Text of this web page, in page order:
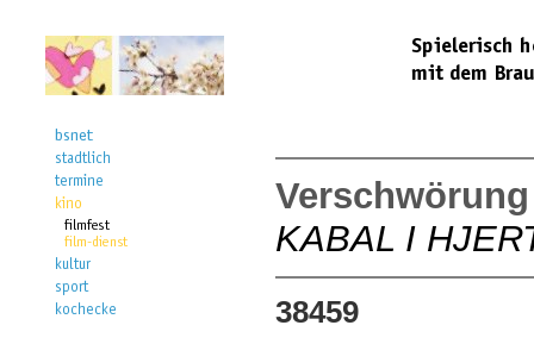
KABAL I
38459